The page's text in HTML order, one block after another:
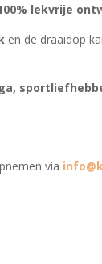
lekvrije
en de draaidop
via